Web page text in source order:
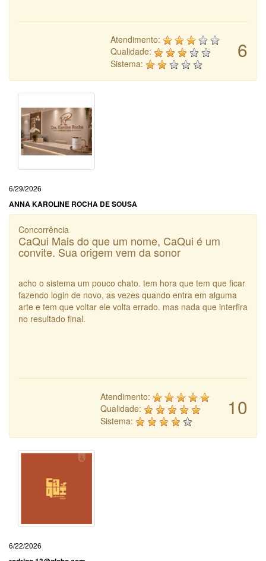
6
Atendimento:
Qualidade:
Sistema:
6/29/2026
ANNA KAROLINE ROCHA DE SOUSA
Concorrência
CaQui Mais do que um nome, CaQui é um
convite. Sua origem vem da sonor
acho o sistema um pouco chato. tem hora que tem que ficar
fazendo login de novo, as vezes quando entra em alguma
arte e tem que voltar ele volta errado. mas nada que interfira
no resultado final.
10
Atendimento:
Qualidade:
Sistema:
6/22/2026